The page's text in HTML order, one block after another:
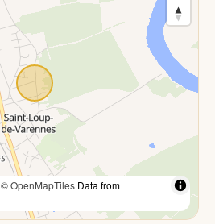
© OpenMapTiles Data from